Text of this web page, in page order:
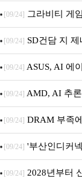
내 정식 출시
[09/24] 그라비티 게
던전 13’ 참가!
[09/24] SD건담 지
아의 용사’ 재개최
[09/24] ASUS, AI 에
[09/24] AMD, AI 추
[09/24] DRAM 부족
퍼 대기
[09/24] '부산인디커
개막... 22일간 진행
[09/24] 2028년부터